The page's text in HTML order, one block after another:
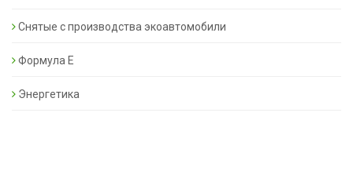
Снятые с производства экоавтомобили
Формула Е
Энергетика